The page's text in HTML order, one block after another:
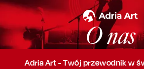
O nas
Adria Art - Twój przewodnik w